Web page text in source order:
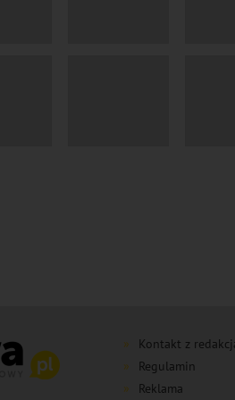
Kontakt z
Regulamin
Reklama